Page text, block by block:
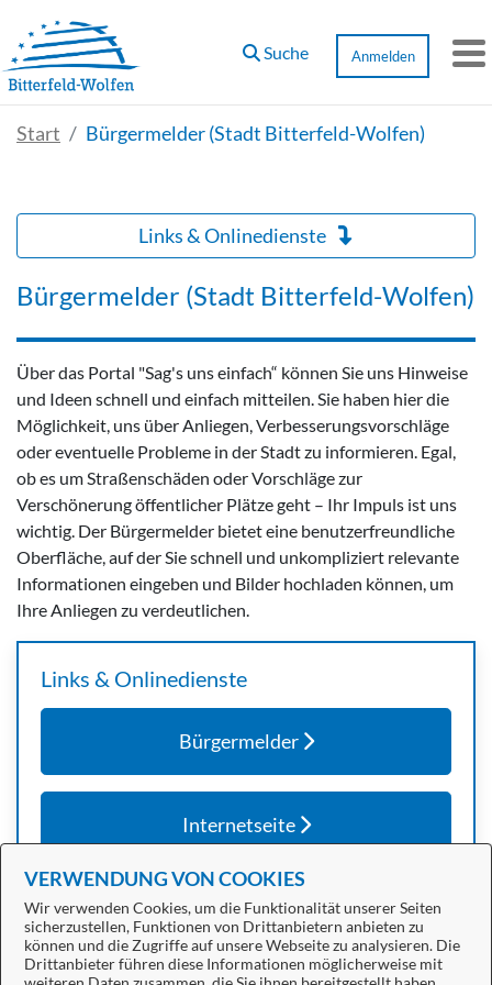
Zum Hauptinhalt springen
Suche
Anmelden
Start Bürgermelder (Stadt Bitterfeld-Wolfen)
Links & Onlinedienste
Bürgermelder (Stadt Bitterfeld-Wolfen)
Über das Portal "Sag's uns einfach“ können Sie uns Hinweise
und Ideen schnell und einfach mitteilen. Sie haben hier die
Möglichkeit, uns über Anliegen, Verbesserungsvorschläge
oder eventuelle Probleme in der Stadt zu informieren. Egal,
ob es um Straßenschäden oder Vorschläge zur
Verschönerung öffentlicher Plätze geht – Ihr Impuls ist uns
wichtig. Der Bürgermelder bietet eine benutzerfreundliche
Oberfläche, auf der Sie schnell und unkompliziert relevante
Informationen eingeben und Bilder hochladen können, um
Ihre Anliegen zu verdeutlichen.
Links & Onlinedienste
Bürgermelder
Internetseite
VERWENDUNG VON COOKIES
Wir verwenden Cookies, um die Funktionalität unserer Seiten
sicherzustellen, Funktionen von Drittanbietern anbieten zu
können und die Zugriffe auf unsere Webseite zu analysieren. Die
Drittanbieter führen diese Informationen möglicherweise mit